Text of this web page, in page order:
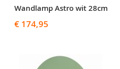
Wandlamp Astro wit 28cm
€ 174,95